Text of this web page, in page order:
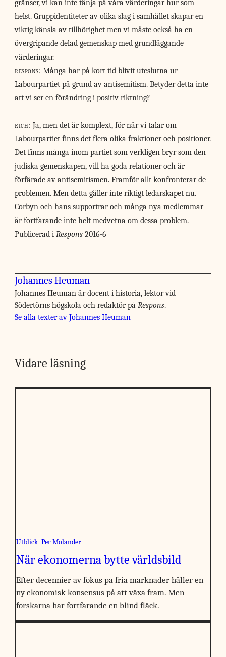
gränser, vi kan inte tänja på våra värderingar hur som
helst. Gruppidentiteter av olika slag i samhället skapar en
viktig känsla av tillhörighet men vi måste också ha en
övergripande delad gemenskap med grundläggande
värderingar.
respons: Många har på kort tid blivit uteslutna ur
Labourpartiet på grund av antisemitism. Betyder detta inte
att vi ser en förändring i positiv riktning?
rich: Ja, men det är komplext, för när vi talar om
Labourpartiet finns det flera olika fraktioner och positioner.
Det finns många inom partiet som verkligen bryr som den
judiska gemenskapen, vill ha goda relationer och är
förfärade av antisemitismen. Framför allt konfronterar de
problemen. Men detta gäller inte riktigt ledarskapet nu.
Corbyn och hans supportrar och många nya medlemmar
är fortfarande inte helt medvetna om dessa problem.
Publicerad iRespons 2016-6
Johannes Heuman
Johannes Heuman är docent i historia, lektor vid
Södertörns högskola och redaktör påRespons.
Se alla texter av Johannes Heuman
Vidare läsning
Utblick Per Molander
När ekonomerna bytte världsbild
Efter decennier av fokus på fria marknader håller en
ny ekonomisk konsensus på att växa fram. Men
forskarna har fortfarande en blind fläck.